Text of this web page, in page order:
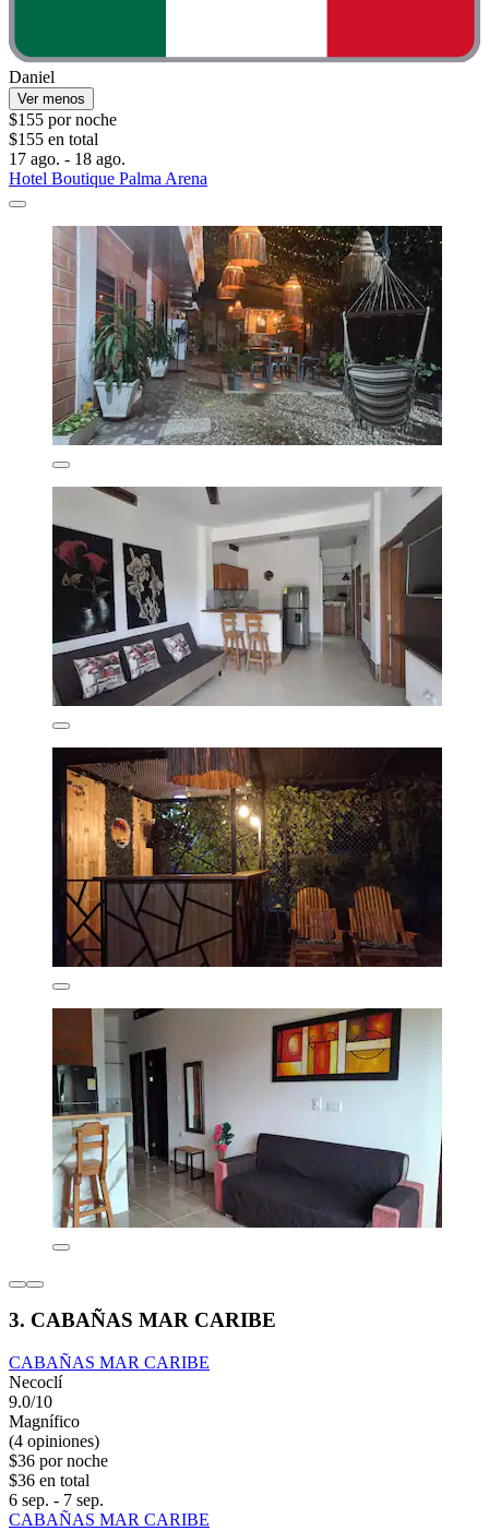
Daniel
Ver menos
$155 por noche
$155 en total
17 ago. - 18 ago.
Hotel Boutique Palma Arena
3. CABAÑAS MAR CARIBE
CABAÑAS MAR CARIBE
Necoclí
9.0/10
Magnífico
(4 opiniones)
$36 por noche
$36 en total
6 sep. - 7 sep.
CABAÑAS MAR CARIBE